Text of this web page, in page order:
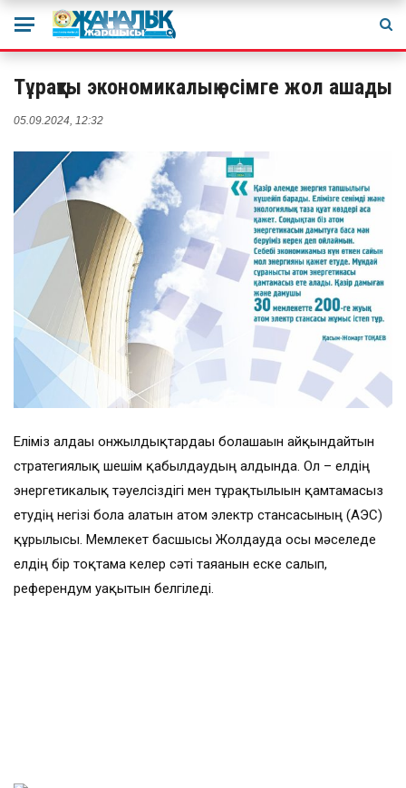
Тұрақты экономикалық өсімге жол ашады
05.09.2024, 12:32
Еліміз алдағы онжылдықтардағы болашағын айқындайтын
стратегиялық шешім қабылдаудың алдында. Ол – елдің
энергетикалық тәуелсіздігі мен тұрақтылығын қамтамасыз
етудің негізі бола алатын атом электр стансасының (АЭС)
құрылысы. Мемлекет басшысы Жолдауда осы мәселеде
елдің бір тоқтамға келер сәті таяғанын еске салып,
референдум уақытын белгіледі.